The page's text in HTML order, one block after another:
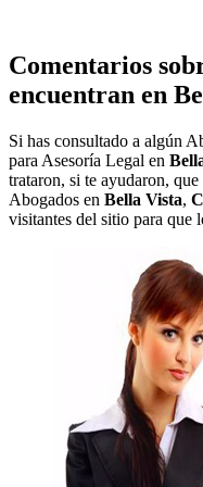
Comentarios
encuentran en
Si has consultado a algún
para Asesoría Legal en
trataron, si te ayudaron,
Abogados en Bella Vista,
visitantes del sitio para que